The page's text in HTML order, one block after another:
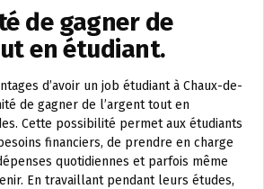
de gagner de
en étudiant.
d’avoir un job étudiant à Chaux-de-
de gagner de l’argent tout en
Cette possibilité permet aux étudiants
financiers, de prendre en charge
quotidiennes et parfois même
En travaillant pendant leurs études,